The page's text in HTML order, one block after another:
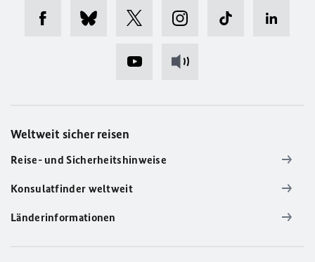
Weltweit sicher reisen
Reise- und Sicherheitshinweise
Konsulatfinder weltweit
Länderinformationen